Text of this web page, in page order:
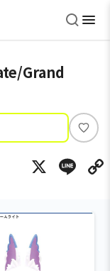
Grand
い
ね
X